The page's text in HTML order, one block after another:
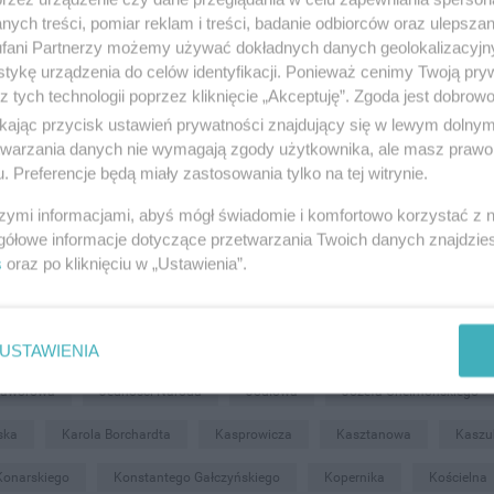
Al. Zwycięstwa Aleja Kociewska Aleja Solidarności
Biskupa Konstantyna Dominika Bolesława Chrobrego
Ceglarska Chłodna Chłopska Chopina Christiana
Dworcowa Działkowa Elżbiety Fabryczna
Gen. Bema Gen. Władysława Sikorskiego
Jedności Narodu Jodłowa Józefa Chełmońskiego
Karola Borchardta Kasprowicza Kasztanowa
Konstantego Gałczyńskiego Kopernika Kościelna
treści, pomiar reklam i treści, badanie odbiorców oraz
Partnerzy możemy używać dokładnych danych
urządzenia do celów identyfikacji. Ponieważ cenimy Twoją
tych technologii poprzez kliknięcie „Akceptuję”. Zgoda jest
przycisk ustawień prywatności znajdujący się w lewym
danych nie wymagają zgody użytkownika, ale masz
Preferencje będą miały zastosowania tylko na tej witrynie.
informacjami, abyś mógł świadomie i komfortowo korzystać z
informacje dotyczące przetwarzania Twoich danych
oraz po kliknięciu w „Ustawienia”.
USTAWIENIA